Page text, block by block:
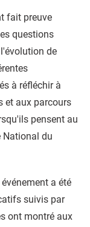
fait preuve
questions
de
à réfléchir à
et aux parcours
pensent au
National du
a été
suivis par
ont montré aux